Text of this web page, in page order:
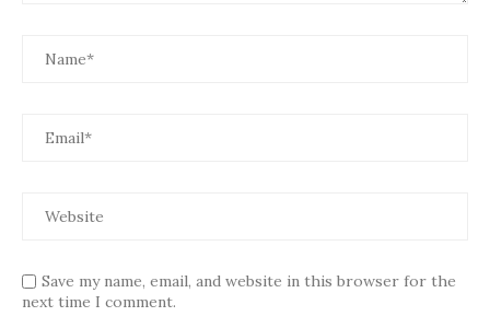
Save my name, email, and website in this browser for the
next time I comment.